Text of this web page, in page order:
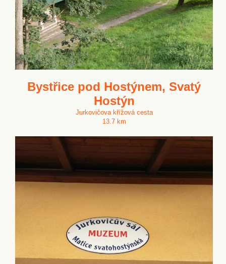
Bystřice pod Hostýnem, Svatý
Hostýn
Jurkovičova křížová cesta
13.7 km